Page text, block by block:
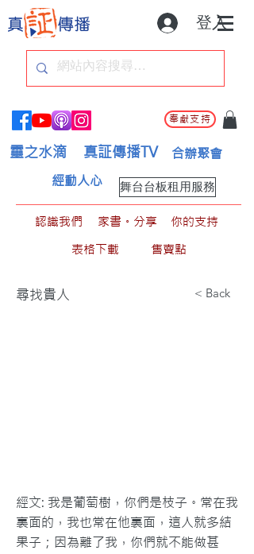
登入
奉獻支持
靈之水滴 真証傳播TV 合辦聚會
舞台台板租用服務
經動人心
認識我們 家書。分享
你的支持
表格下載
售賣點
尋找貴人 < Back
經文: 我是葡萄樹，你們是枝子。常在我
裏面的，我也常在他裏面，這人就多結
果子；因為離了我，你們就不能做甚